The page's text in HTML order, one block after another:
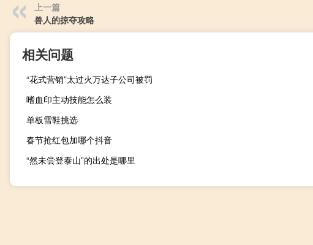
上一篇
兽人的掠夺攻略
相关问题
“花式营销”太过火万达子公司被罚
嗜血印主动技能怎么装
单板雪鞋挑选
春节抢红包加哪个抖音
“然未尝登泰山”的出处是哪里